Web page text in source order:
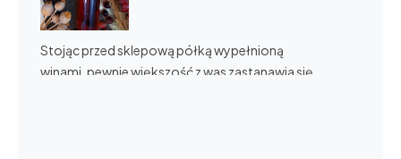
Stojąc przed sklepową półką wypełnioną
winami, pewnie większość z was zastanawia się,